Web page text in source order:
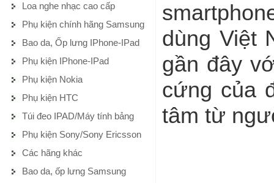
Loa nghe nhạc cao cấp
Phụ kiện chính hãng Samsung
Bao da, Ốp lưng IPhone-IPad
Phụ kiện IPhone-IPad
Phụ kiện Nokia
Phụ kiện HTC
Túi đeo IPAD/Máy tính bảng
Phụ kiện Sony/Sony Ericsson
Các hãng khác
Bao da, ốp lưng Samsung
dùng Việt
gần đây
cứng của
tâm từ